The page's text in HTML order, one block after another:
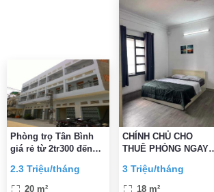
Phòng trọ Tân Bình
giá rẻ từ 2tr300 đến
2.3 Triệu/tháng
20 m²
CHÍNH CHỦ CHO
THUÊ PHÒNG NGAY
ĐẦY ĐỦ TIỆN
NGHI,VỆ SINH TRONG
3 Triệu/tháng
18 m²